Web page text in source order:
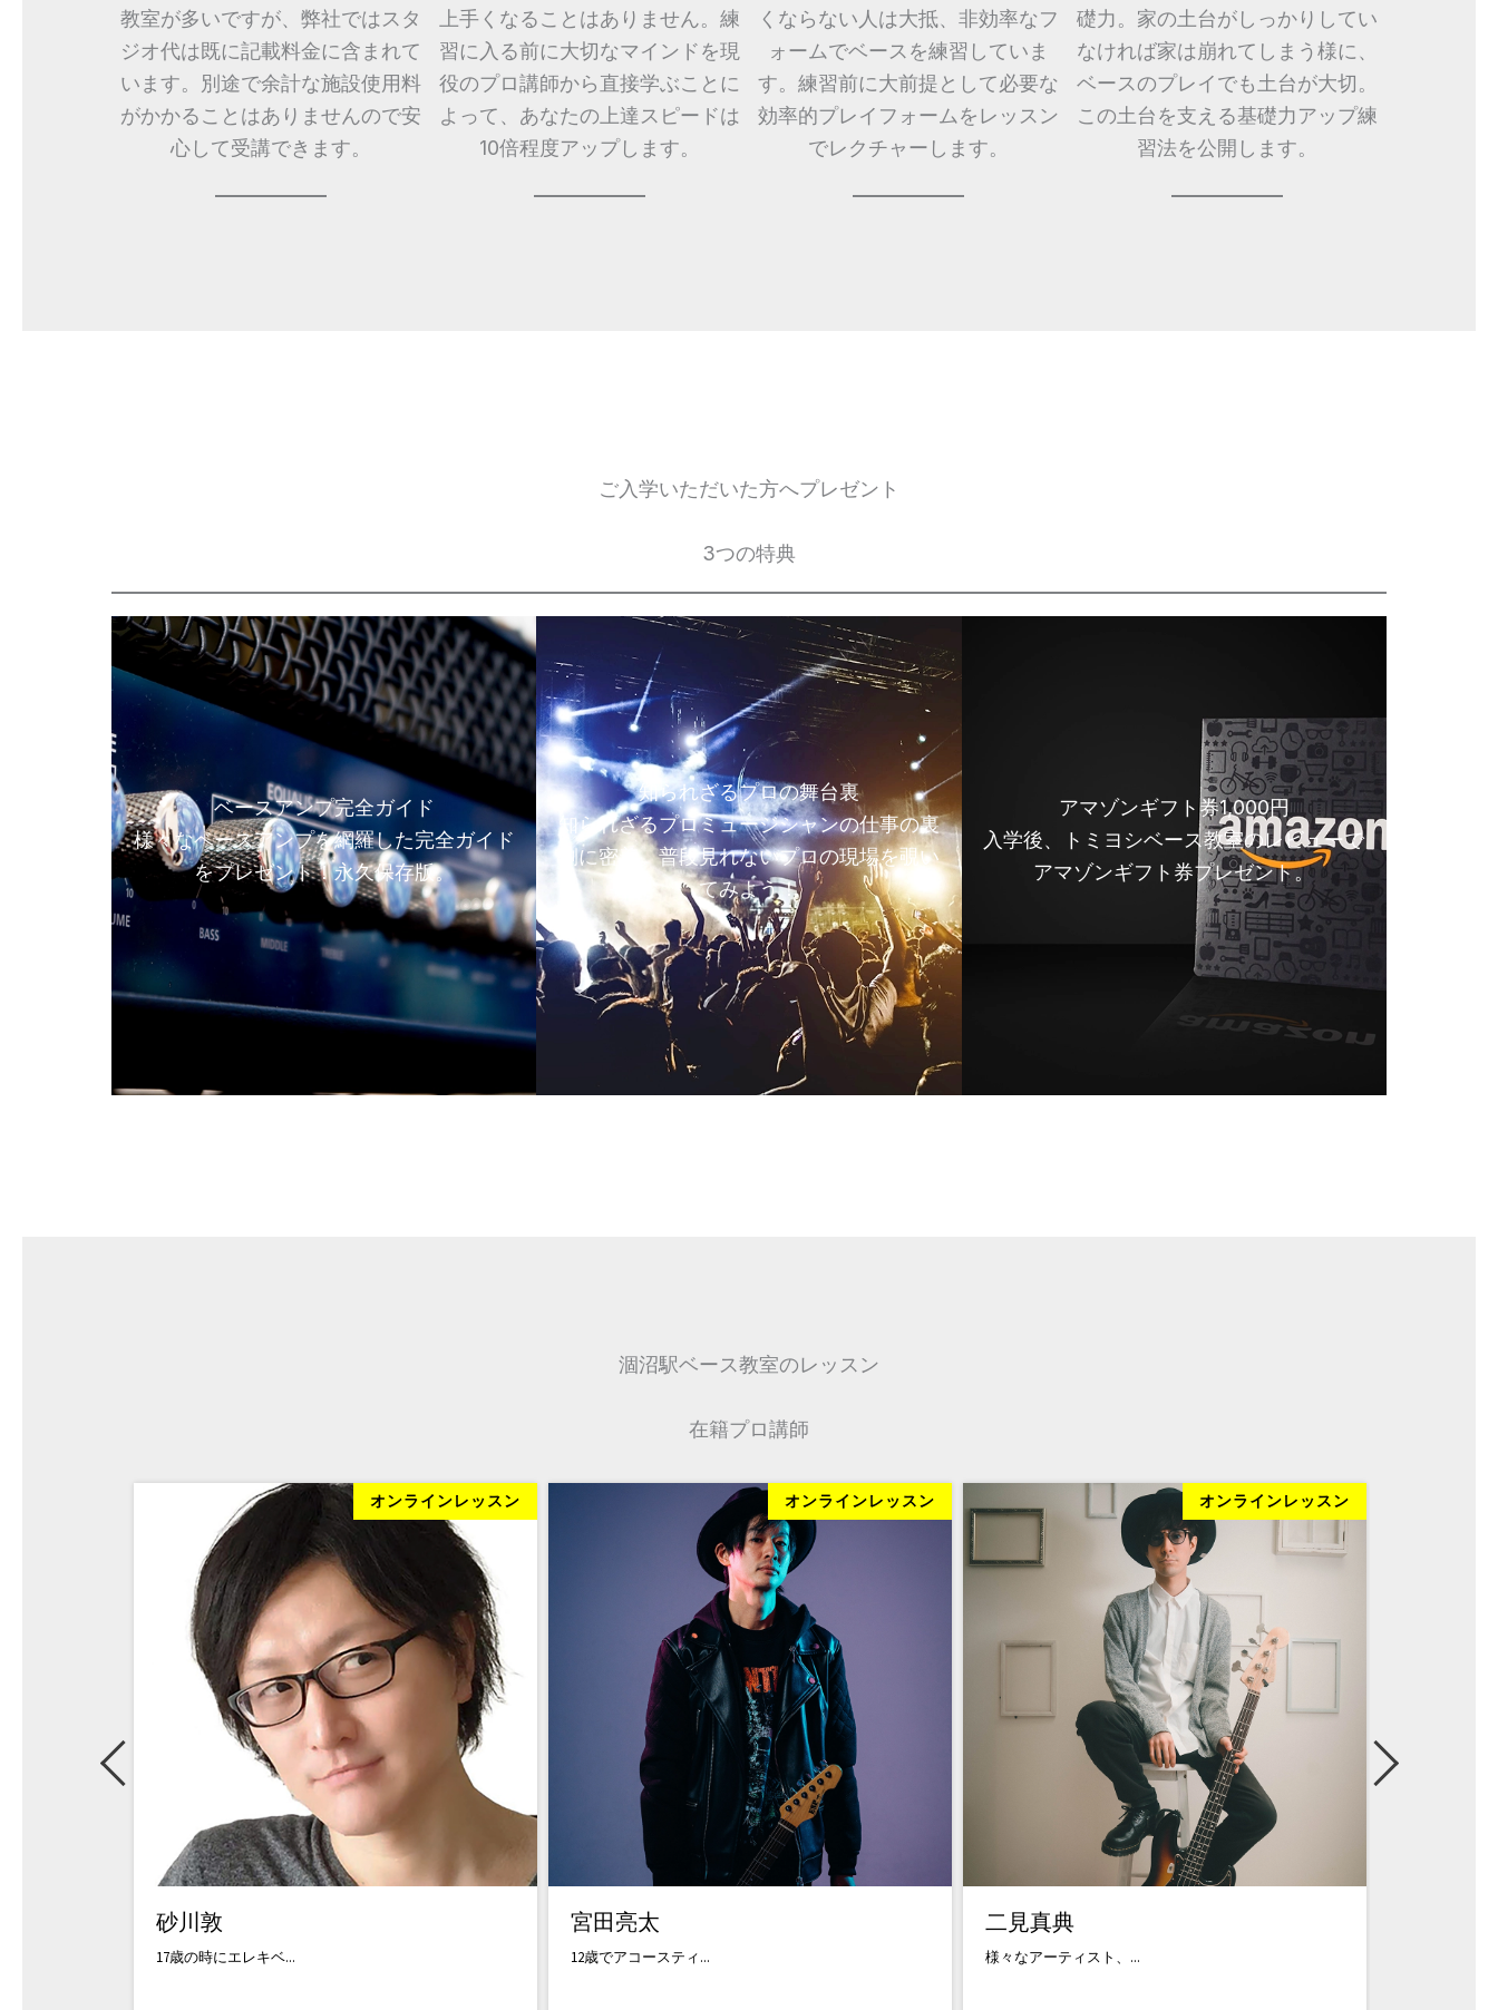
教室が多いですが、弊社ではスタ
ジオ代は既に記載料金に含まれて
います。別途で余計な施設使用料
がかかることはありませんので安
心して受講できます。
上手くなることはありません。練
習に入る前に大切なマインドを現
役のプロ講師から直接学ぶことに
よって、あなたの上達スピードは
10倍程度アップします。
くならない人は大抵、非効率なフ
ォームでベースを練習していま
す。練習前に大前提として必要な
効率的プレイフォームをレッスン
でレクチャーします。
礎力。家の土台がしっかりしてい
なければ家は崩れてしまう様に、
ベースのプレイでも土台が大切。
この土台を支える基礎力アップ練
習法を公開します。
ご入学いただいた方へプレゼント
3つの特典
ベースアンプ完全ガイド
様々なベースアンプを網羅した完全ガイド
をプレゼント！永久保存版。
知られざるプロの舞台裏
知られざるプロミュージシャンの仕事の裏
側に密着。普段見れないプロの現場を覗い
てみよう！
アマゾンギフト券1,000円
入学後、トミヨシベース教室のレビューで
アマゾンギフト券プレゼント。
涸沼駅ベース教室のレッスン
在籍プロ講師
オンラインレッスン
笠原佑介
【国内外ツアー参加】...
オンラインレッスン
高野翼
5歳でベースに出会い...
オンラインレッスン
吉武健次
中学時代にエレキベー...